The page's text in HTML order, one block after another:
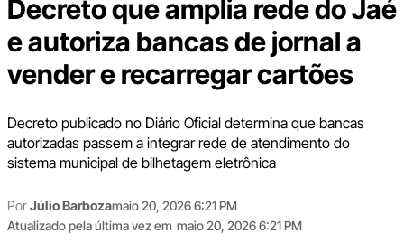
Decreto que amplia rede do Jaé
e autoriza bancas de jornal a
vender e recarregar cartões
Decreto publicado no Diário Oficial determina que bancas
autorizadas passem a integrar rede de atendimento do
sistema municipal de bilhetagem eletrônica
PorJúlio Barbozamaio 20, 2026 6:21 PM
Atualizado pela última vez em maio 20, 2026 6:21 PM